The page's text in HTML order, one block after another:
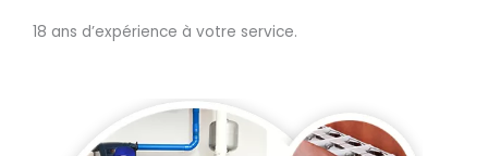
18 ans d’expérience à votre service.